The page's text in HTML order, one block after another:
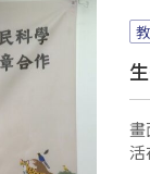
畫
活